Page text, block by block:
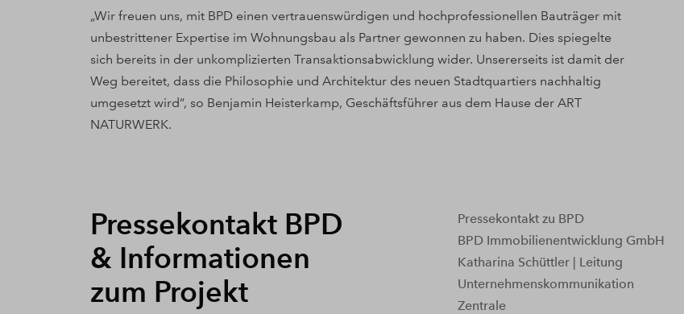
„Wir freuen uns, mit BPD einen vertrauenswürdigen und hochprofessionellen Bauträger mit
unbestrittener Expertise im Wohnungsbau als Partner gewonnen zu haben. Dies spiegelte
sich bereits in der unkomplizierten Transaktionsabwicklung wider. Unsererseits ist damit der
Weg bereitet, dass die Philosophie und Architektur des neuen Stadtquartiers nachhaltig
umgesetzt wird“, so Benjamin Heisterkamp, Geschäftsführer aus dem Hause der ART
NATURWERK.
Pressekontakt BPD
& Informationen
zum Projekt
Pressekontakt zu BPD
BPD Immobilienentwicklung GmbH
Katharina Schüttler | Leitung
Unternehmenskommunikation
Zentrale